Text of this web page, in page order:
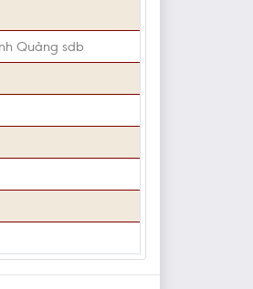
Quảng sdb